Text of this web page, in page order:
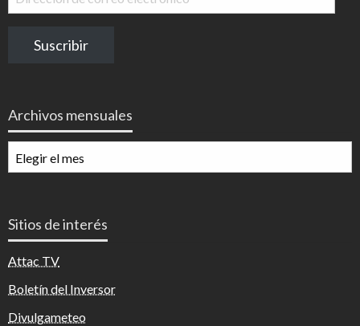
de
electrónico
Suscribir
Archivos mensuales
mensuales
Sitios de interés
Attac TV
Boletín del Inversor
Divulgameteo